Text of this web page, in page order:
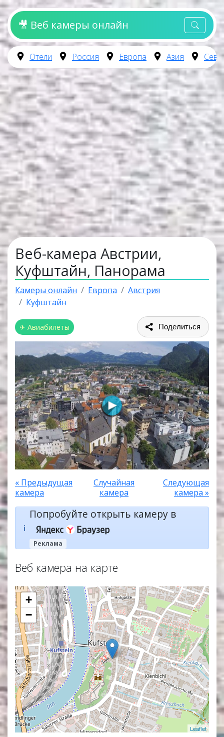
🎥 Веб камеры онлайн
Отели Россия Европа Азия
Веб-камера Австрии,
Куфштайн, Панорама
Камеры онлайн Европа
Австрия
Куфштайн
✈ Авиабилеты Поделиться
« Предыдущая
камера
Случайная
камера
Следующая
камера »
ℹ️
Попробуйте открыть камеру в
Реклама
Веб камера на карте
+
−
Leaflet